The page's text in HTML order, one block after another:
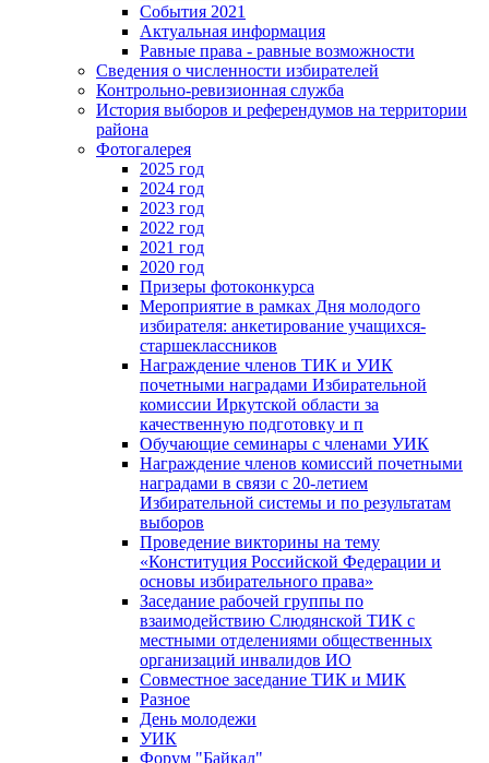
События 2021
Актуальная информация
Равные права - равные возможности
Сведения о численности избирателей
Контрольно-ревизионная служба
История выборов и референдумов на территории
района
Фотогалерея
2025 год
2024 год
2023 год
2022 год
2021 год
2020 год
Призеры фотоконкурса
Мероприятие в рамках Дня молодого
избирателя: анкетирование учащихся-
старшеклассников
Награждение членов ТИК и УИК
почетными наградами Избирательной
комиссии Иркутской области за
качественную подготовку и п
Обучающие семинары с членами УИК
Награждение членов комиссий почетными
наградами в связи с 20-летием
Избирательной системы и по результатам
выборов
Проведение викторины на тему
«Конституция Российской Федерации и
основы избирательного права»
Заседание рабочей группы по
взаимодействию Слюдянской ТИК с
местными отделениями общественных
организаций инвалидов ИО
Совместное заседание ТИК и МИК
Разное
День молодежи
УИК
Форум "Байкал"